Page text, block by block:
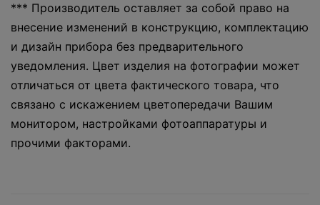
*** Производитель оставляет за собой право на
внесение изменений в конструкцию, комплектацию
и дизайн прибора без предварительного
уведомления. Цвет изделия на фотографии может
отличаться от цвета фактического товара, что
связано с искажением цветопередачи Вашим
монитором, настройками фотоаппаратуры и
прочими факторами.